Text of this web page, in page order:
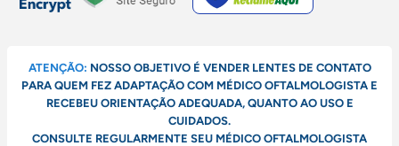
ATENÇÃO: NOSSO OBJETIVO É VENDER LENTES DE CONTATO
PARA QUEM FEZ ADAPTAÇÃO COM MÉDICO OFTALMOLOGISTA E
RECEBEU ORIENTAÇÃO ADEQUADA, QUANTO AO USO E
CUIDADOS.
CONSULTE REGULARMENTE SEU MÉDICO OFTALMOLOGISTA